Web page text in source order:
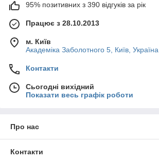
95% позитивних з 390 відгуків за рік
Працює з 28.10.2013
м. Київ
Академіка Заболотного 5, Київ, Україна
Контакти
Сьогодні вихідний
Показати весь графік роботи
Про нас
Контакти